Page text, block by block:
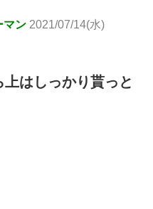
マン 2021/07/14(水)
はしっかり貰っと